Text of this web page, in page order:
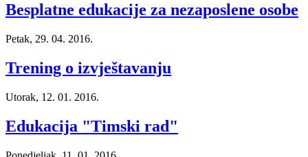
Besplatne edukacije za nezaposlene osobe
Petak, 29. 04. 2016.
Trening o izvještavanju
Utorak, 12. 01. 2016.
Edukacija "Timski rad"